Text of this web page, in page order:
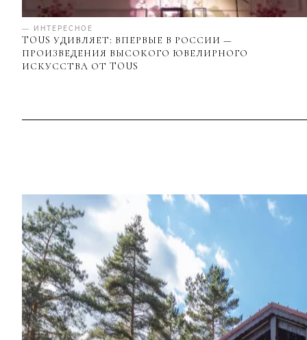
— ИНТЕРЕСНОЕ
TOUS УДИВЛЯЕТ: ВПЕРВЫЕ В РОССИИ —
ПРОИЗВЕДЕНИЯ ВЫСОКОГО ЮВЕЛИРНОГО
ИСКУССТВА ОТ TOUS